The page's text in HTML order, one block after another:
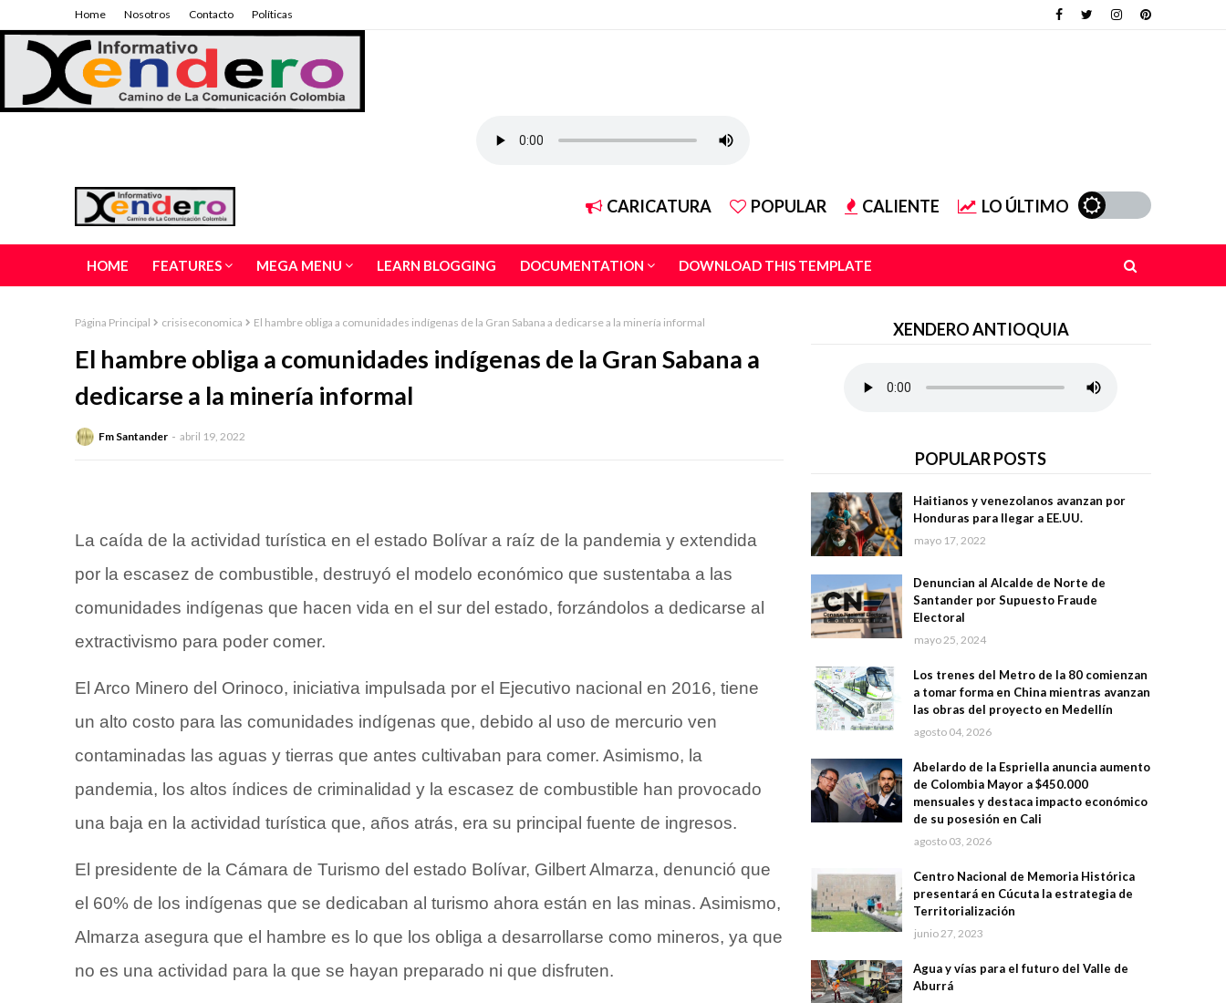
Home Nosotros Contacto Políticas
CARICATURA POPULAR CALIENTE LO ÚLTIMO
HOME FEATURES MEGA MENU LEARN BLOGGING DOCUMENTATION DOWNLOAD THIS TEMPLATE
Página Principal crisiseconomica El hambre obliga a comunidades indígenas de la Gran Sabana a dedicarse a la minería informal
El hambre obliga a comunidades indígenas de la Gran Sabana a
dedicarse a la minería informal
Fm Santander abril 19, 2022
La caída de la actividad turística en el estado Bolívar a raíz de la pandemia y extendida
por la escasez de combustible, destruyó el modelo económico que sustentaba a las
comunidades indígenas que hacen vida en el sur del estado, forzándolos a dedicarse al
extractivismo para poder comer.
El Arco Minero del Orinoco, iniciativa impulsada por el Ejecutivo nacional en 2016, tiene
un alto costo para las comunidades indígenas que, debido al uso de mercurio ven
contaminadas las aguas y tierras que antes cultivaban para comer. Asimismo, la
pandemia, los altos índices de criminalidad y la escasez de combustible han provocado
una baja en la actividad turística que, años atrás, era su principal fuente de ingresos.
El presidente de la Cámara de Turismo del estado Bolívar, Gilbert Almarza, denunció que
el 60% de los indígenas que se dedicaban al turismo ahora están en las minas. Asimismo,
Almarza asegura que el hambre es lo que los obliga a desarrollarse como mineros, ya que
no es una actividad para la que se hayan preparado ni que disfruten.
XENDERO ANTIOQUIA
POPULAR POSTS
Haitianos y venezolanos avanzan por
Honduras para llegar a EE.UU.
mayo 17, 2022
Denuncian al Alcalde de Norte de
Santander por Supuesto Fraude
Electoral
mayo 25, 2024
Los trenes del Metro de la 80 comienzan
a tomar forma en China mientras avanzan
las obras del proyecto en Medellín
agosto 04, 2026
Abelardo de la Espriella anuncia aumento
de Colombia Mayor a $450.000
mensuales y destaca impacto económico
de su posesión en Cali
agosto 03, 2026
Centro Nacional de Memoria Histórica
presentará en Cúcuta la estrategia de
Territorialización
junio 27, 2023
Agua y vías para el futuro del Valle de
Aburrá